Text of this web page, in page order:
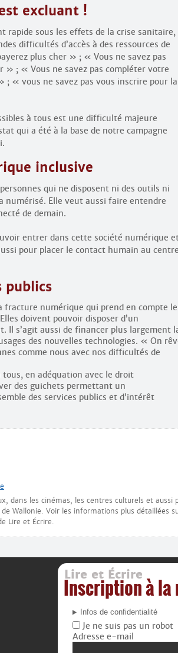
excluant !
rapide sous les effets de la crise sanitaire,
difficultés d’accès à des ressources de
plus cher » ; « Vous ne savez pas
» ; « Vous ne savez pas compléter votre
; « vous ne savez pas vous inscrire pour la
à tous est une difficulté majeure
qui a été à la base de notre campagne
inclusive
qui ne disposent ni des outils ni
numérisé. Elle veut aussi faire entendre
de demain.
entrer dans cette société numérique
pour placer le contact humain au centre
publics
numérique qui prend en compte
doivent pouvoir disposer d’un
Il s’agit aussi de financer plus largement
des nouvelles technologies. « On
comme nous avec nos difficultés de
tous, en adéquation avec le droit
des guichets permettant un
des services publics et d’intérêt
dans les cinémas, les centres culturels et aussi
Wallonie. Voir les informations plus détaillées
Lire et Écrire.
Lire et Écrire
Inscription à la
Infos de confidentialité
Je ne suis pas un robot
Adresse e-mail